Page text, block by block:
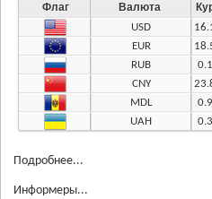
Флаг Валюта
USD
EUR
RUB
CNY
MDL
UAH
Подробнее...
Информеры...